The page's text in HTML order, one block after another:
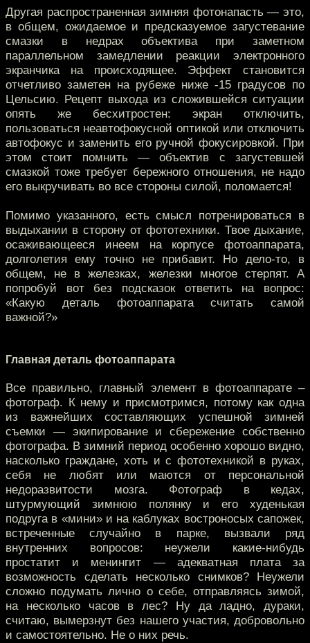
Другая распространенная зимняя фотонапасть — это,
в общем, ожидаемое и предсказуемое загустевание
смазки в недрах объектива при заметном
параллельном замедлении реакции электронного
экранчика на происходящее. Эффект становится
отчетливо заметен на рубеже ниже -15 градусов по
Цельсию. Рецепт выхода из сложившейся ситуации
опять же бесхитростен: экран отключить,
пользоваться неавтофокусной оптикой или отключить
автофокус и заменить его ручной фокусировкой. При
этом стоит помнить — объектив с загустевшей
смазкой тоже требует бережного отношения, не надо
его выкручивать во все стороны силой, поломается!
Помимо указанного, есть смысл потренироваться в
выдыхании в сторону от фототехники. Твое дыхание,
осаживающееся инеем на корпусе фотоаппарата,
долголетия ему точно не прибавит. Но дело-то, в
общем, не в железках, железки многое стерпят. А
попробуй вот без подсказок ответить на вопрос:
«Какую деталь фотоаппарата считать самой
важной?»
Главная деталь фотоаппарата
Все правильно, главный элемент в фотоаппарате –
фотограф. К нему и присмотримся, потому как одна
из важнейших составляющих успешной зимней
съемки — экипирование и сбережение собственно
фотографа. В зимний период особенно хорошо видно,
насколько граждане, хоть и с фототехникой в руках,
себя не любят или маются от персональной
недоразвитости мозга. Фотограф в кедах,
штурмующий зимнюю полянку и его худенькая
подруга в «мини» и на каблуках востроносых сапожек,
встреченные случайно в парке, вызвали ряд
внутренних вопросов: неужели какие-нибудь
простатит и менингит — адекватная плата за
возможность сделать несколько снимков? Неужели
сложно подумать лично о себе, отправляясь зимой,
на несколько часов в лес? Ну да ладно, дураки,
считаю, вымерзнут без нашего участия, добровольно
и самостоятельно. Не о них речь.